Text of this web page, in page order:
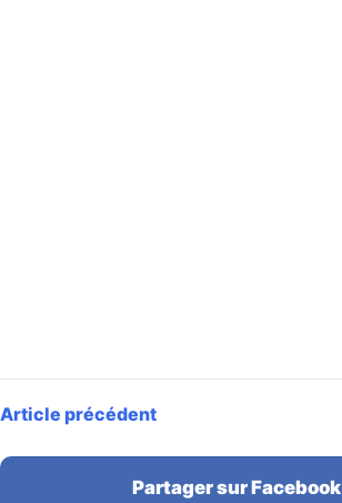
Article précédent
Partager sur Facebook